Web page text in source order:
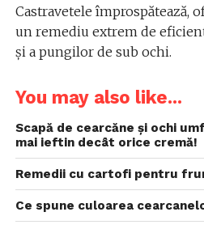
Castravetele împrospătează,
un remediu extrem de
și a pungilor de sub ochi.
You may also like...
Scapă de cearcăne și ochi
mai ieftin decât orice cremă!
Remedii cu cartofi pentru
Ce spune culoarea